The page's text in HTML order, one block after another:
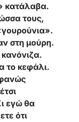
κατάλαβα.
τους,
στη μούρη.
το κεφάλι.
εγώ θα
ότι